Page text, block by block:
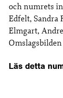
och numrets
Edfelt, Sandra
Elmgart,
Läs detta